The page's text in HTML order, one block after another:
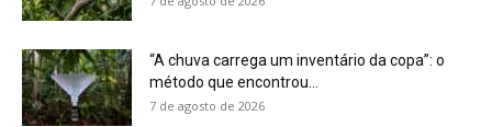
7 de agosto de 2026